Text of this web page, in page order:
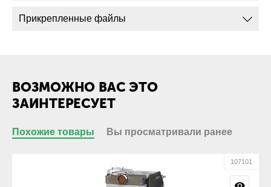
кабеля без
наконечника:
Габариты
Прикрепленные файлы
ВОЗМОЖНО ВАС ЭТО
ЗАИНТЕРЕСУЕТ
Похожие товары Вы просматривали ранее
107101